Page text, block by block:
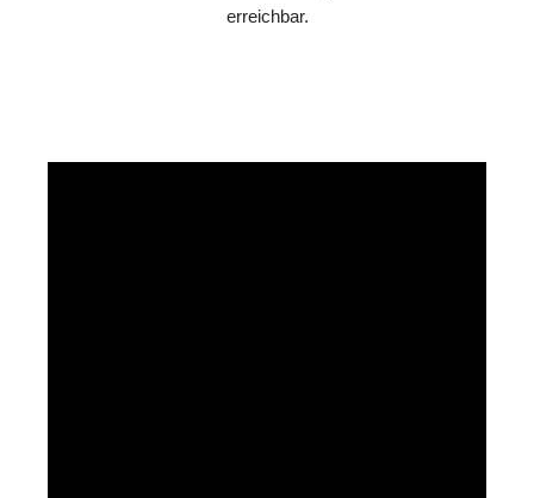
erreichbar.